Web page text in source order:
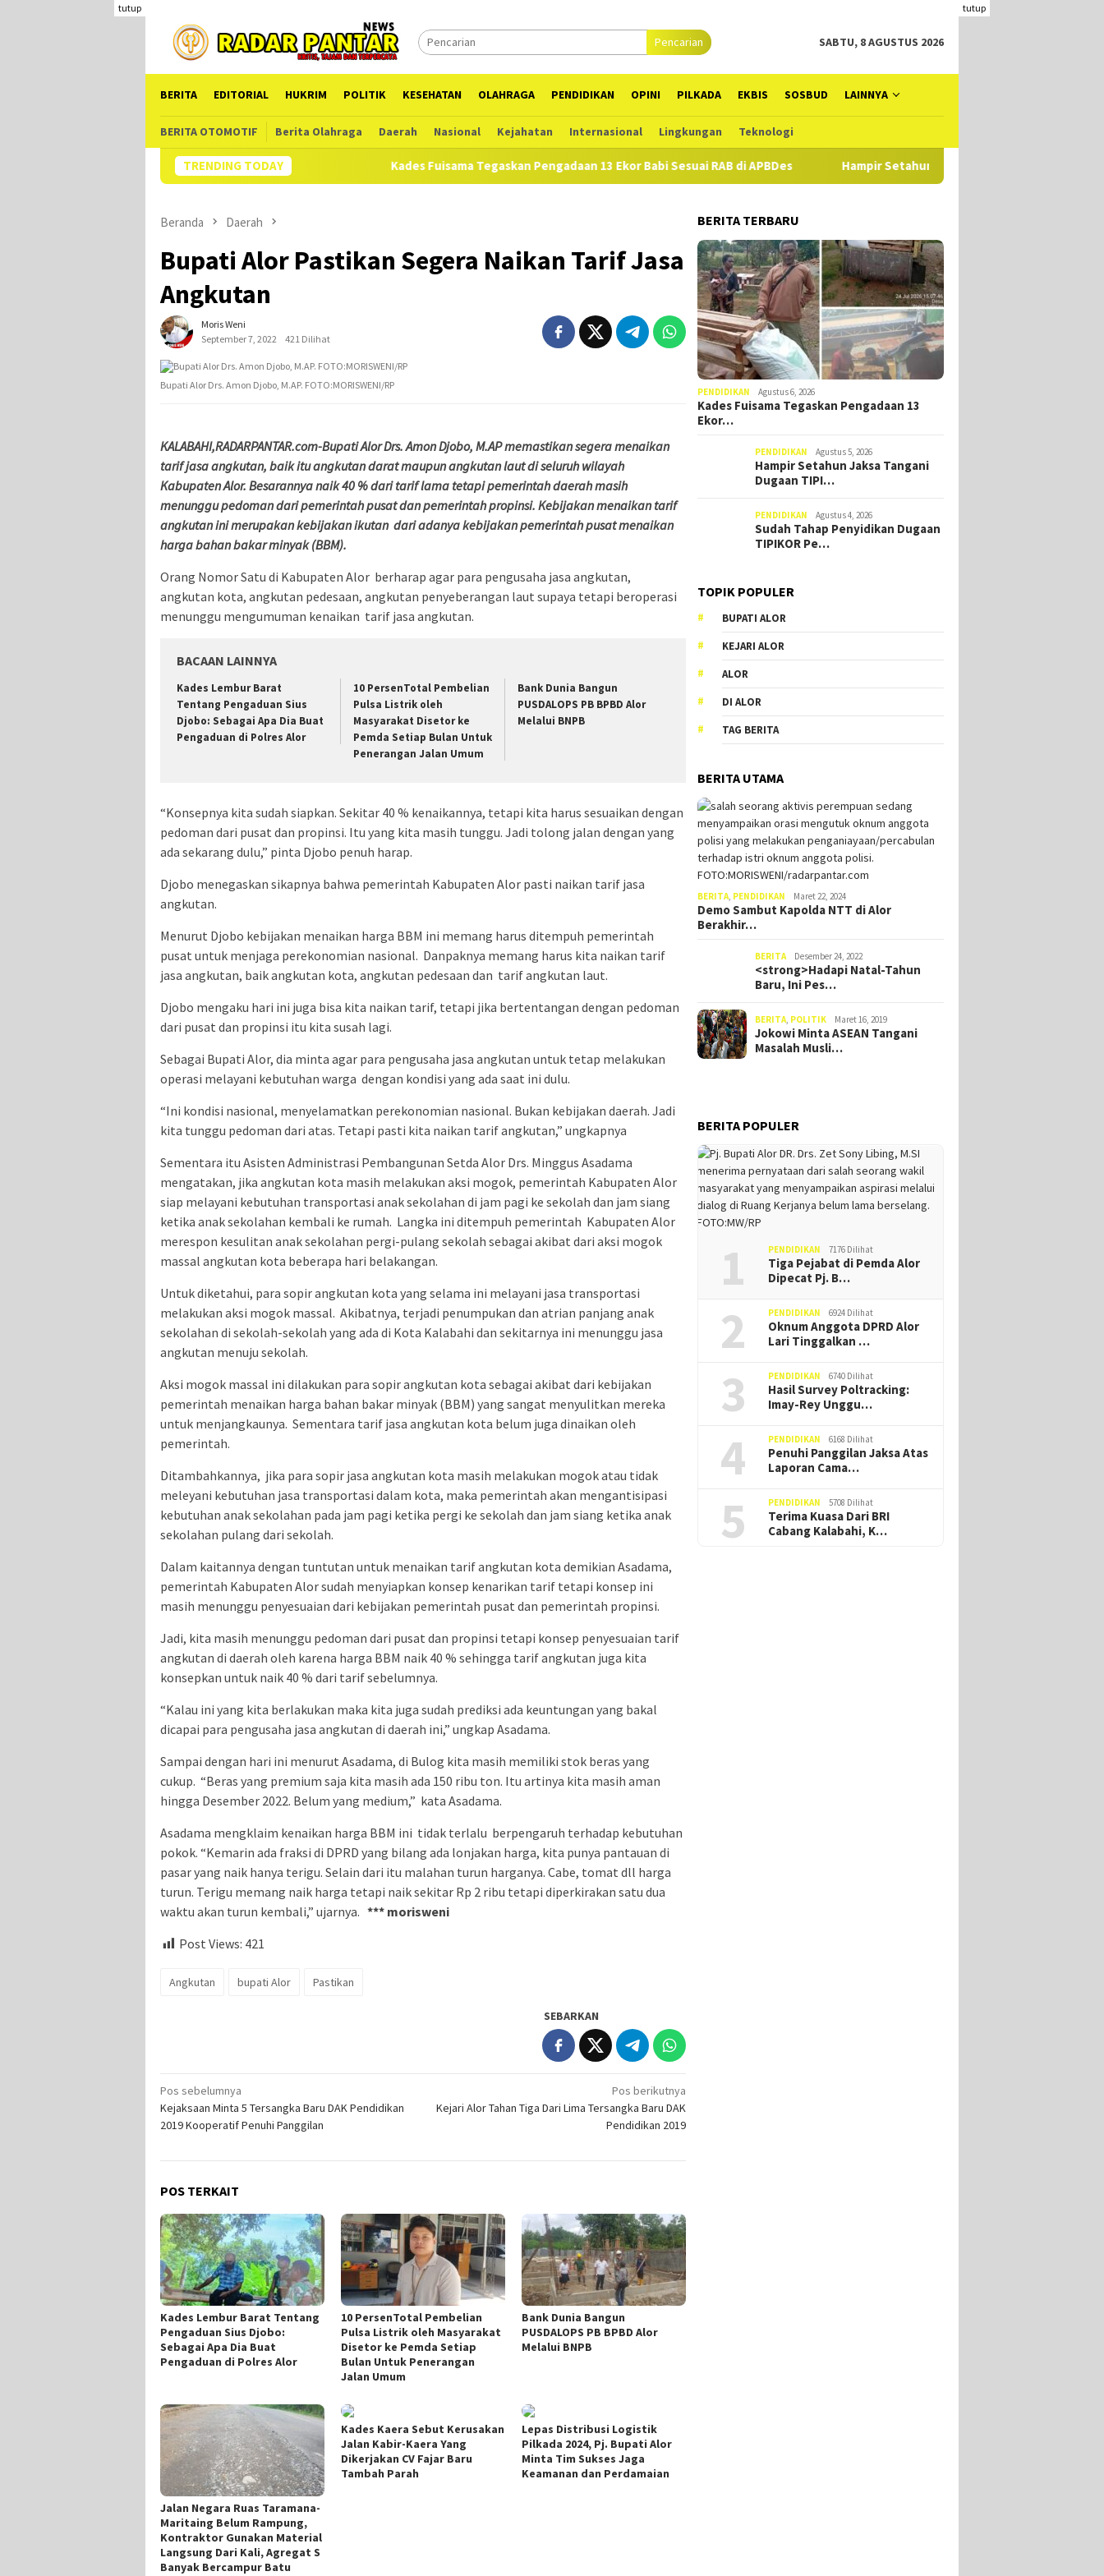
konten
tutup tutup
Pencarian SABTU, 8 AGUSTUS 2026
BERITA EDITORIAL HUKRIM POLITIK KESEHATAN OLAHRAGA PENDIDIKAN OPINI PILKADA EKBIS SOSBUD LAINNYA
BERITA OTOMOTIF Berita Olahraga Daerah Nasional Kejahatan Internasional Lingkungan Teknologi
TRENDING TODAY Kades Fuisama Tegaskan Pengadaan 13 Ekor Babi Sesuai RAB di APBDes Hampir Setahun Jaksa Tangani Dugaan TIPIKOR Dana
Beranda Daerah
Bupati Alor Pastikan Segera Naikan Tarif Jasa
Angkutan
Moris Weni
September 7, 2022
421 Dilihat
Bupati Alor Drs. Amon Djobo, M.AP. FOTO:MORISWENI/RP
KALABAHI,RADARPANTAR.com-Bupati Alor Drs. Amon Djobo, M.AP memastikan segera menaikan
tarif jasa angkutan, baik itu angkutan darat maupun angkutan laut di seluruh wilayah
Kabupaten Alor. Besarannya naik 40 % dari tarif lama tetapi pemerintah daerah masih
menunggu pedoman dari pemerintah pusat dan pemerintah propinsi. Kebijakan menaikan tarif
angkutan ini merupakan kebijakan ikutan dari adanya kebijakan pemerintah pusat menaikan
harga bahan bakar minyak (BBM).
Orang Nomor Satu di Kabupaten Alor berharap agar para pengusaha jasa angkutan,
angkutan kota, angkutan pedesaan, angkutan penyeberangan laut supaya tetapi beroperasi
menunggu mengumuman kenaikan tarif jasa angkutan.
BACAAN LAINNYA
Kades Lembur Barat
Tentang Pengaduan Sius
Djobo: Sebagai Apa Dia Buat
Pengaduan di Polres Alor
10 PersenTotal Pembelian
Pulsa Listrik oleh
Masyarakat Disetor ke
Pemda Setiap Bulan Untuk
Penerangan Jalan Umum
Bank Dunia Bangun
PUSDALOPS PB BPBD Alor
Melalui BNPB
“Konsepnya kita sudah siapkan. Sekitar 40 % kenaikannya, tetapi kita harus sesuaikan dengan
pedoman dari pusat dan propinsi. Itu yang kita masih tunggu. Jadi tolong jalan dengan yang
ada sekarang dulu,” pinta Djobo penuh harap.
Djobo menegaskan sikapnya bahwa pemerintah Kabupaten Alor pasti naikan tarif jasa
angkutan.
Menurut Djobo kebijakan menaikan harga BBM ini memang harus ditempuh pemerintah
pusat untuk menjaga perekonomian nasional. Danpaknya memang harus kita naikan tarif
jasa angkutan, baik angkutan kota, angkutan pedesaan dan tarif angkutan laut.
Djobo mengaku hari ini juga bisa kita naikan tarif, tetapi jika bertentangan dengan pedoman
dari pusat dan propinsi itu kita susah lagi.
Sebagai Bupati Alor, dia minta agar para pengusaha jasa angkutan untuk tetap melakukan
operasi melayani kebutuhan warga dengan kondisi yang ada saat ini dulu.
“Ini kondisi nasional, menyelamatkan perekonomian nasional. Bukan kebijakan daerah. Jadi
kita tunggu pedoman dari atas. Tetapi pasti kita naikan tarif angkutan,” ungkapnya
Sementara itu Asisten Administrasi Pembangunan Setda Alor Drs. Minggus Asadama
mengatakan, jika angkutan kota masih melakukan aksi mogok, pemerintah Kabupaten Alor
siap melayani kebutuhan transportasi anak sekolahan di jam pagi ke sekolah dan jam siang
ketika anak sekolahan kembali ke rumah. Langka ini ditempuh pemerintah Kabupaten Alor
merespon kesulitan anak sekolahan pergi-pulang sekolah sebagai akibat dari aksi mogok
massal angkutan kota beberapa hari belakangan.
Untuk diketahui, para sopir angkutan kota yang selama ini melayani jasa transportasi
melakukan aksi mogok massal. Akibatnya, terjadi penumpukan dan atrian panjang anak
sekolahan di sekolah-sekolah yang ada di Kota Kalabahi dan sekitarnya ini menunggu jasa
angkutan menuju sekolah.
Aksi mogok massal ini dilakukan para sopir angkutan kota sebagai akibat dari kebijakan
pemerintah menaikan harga bahan bakar minyak (BBM) yang sangat menyulitkan mereka
untuk menjangkaunya. Sementara tarif jasa angkutan kota belum juga dinaikan oleh
pemerintah.
Ditambahkannya, jika para sopir jasa angkutan kota masih melakukan mogok atau tidak
meleyani kebutuhan jasa transportasi dalam kota, maka pemerintah akan mengantisipasi
kebutuhan anak sekolahan pada jam pagi ketika pergi ke sekolah dan jam siang ketika anak
sekolahan pulang dari sekolah.
Dalam kaitannya dengan tuntutan untuk menaikan tarif angkutan kota demikian Asadama,
pemerintah Kabupaten Alor sudah menyiapkan konsep kenarikan tarif tetapi konsep ini
masih menunggu penyesuaian dari kebijakan pemerintah pusat dan pemerintah propinsi.
Jadi, kita masih menunggu pedoman dari pusat dan propinsi tetapi konsep penyesuaian tarif
angkutan di daerah oleh karena harga BBM naik 40 % sehingga tarif angkutan juga kita
konsepkan untuk naik 40 % dari tarif sebelumnya.
“Kalau ini yang kita berlakukan maka kita juga sudah prediksi ada keuntungan yang bakal
dicapai para pengusaha jasa angkutan di daerah ini,” ungkap Asadama.
Sampai dengan hari ini menurut Asadama, di Bulog kita masih memiliki stok beras yang
cukup. “Beras yang premium saja kita masih ada 150 ribu ton. Itu artinya kita masih aman
hingga Desember 2022. Belum yang medium,” kata Asadama.
Asadama mengklaim kenaikan harga BBM ini tidak terlalu berpengaruh terhadap kebutuhan
pokok. “Kemarin ada fraksi di DPRD yang bilang ada lonjakan harga, kita punya pantauan di
pasar yang naik hanya terigu. Selain dari itu malahan turun harganya. Cabe, tomat dll harga
turun. Terigu memang naik harga tetapi naik sekitar Rp 2 ribu tetapi diperkirakan satu dua
waktu akan turun kembali,” ujarnya. *** morisweni
Post Views: 421
Angkutan bupati Alor Pastikan
SEBARKAN
Navigasi
pos
Pos sebelumnya
Kejaksaan Minta 5 Tersangka Baru DAK Pendidikan
2019 Kooperatif Penuhi Panggilan
Pos berikutnya
Kejari Alor Tahan Tiga Dari Lima Tersangka Baru DAK
Pendidikan 2019
POS TERKAIT
Kades Lembur Barat Tentang
Pengaduan Sius Djobo:
Sebagai Apa Dia Buat
Pengaduan di Polres Alor
10 PersenTotal Pembelian
Pulsa Listrik oleh Masyarakat
Disetor ke Pemda Setiap
Bulan Untuk Penerangan
Jalan Umum
Bank Dunia Bangun
PUSDALOPS PB BPBD Alor
Melalui BNPB
Jalan Negara Ruas Taramana-
Maritaing Belum Rampung,
Kontraktor Gunakan Material
Langsung Dari Kali, Agregat S
Banyak Bercampur Batu
Kades Kaera Sebut Kerusakan
Jalan Kabir-Kaera Yang
Dikerjakan CV Fajar Baru
Tambah Parah
Lepas Distribusi Logistik
Pilkada 2024, Pj. Bupati Alor
Minta Tim Sukses Jaga
Keamanan dan Perdamaian
BERITA TERBARU
PENDIDIKAN Agustus 6, 2026
Kades Fuisama Tegaskan Pengadaan 13
Ekor…
PENDIDIKAN Agustus 5, 2026
Hampir Setahun Jaksa Tangani
Dugaan TIPI…
PENDIDIKAN Agustus 4, 2026
Sudah Tahap Penyidikan Dugaan
TIPIKOR Pe…
TOPIK POPULER
BUPATI ALOR
KEJARI ALOR
ALOR
DI ALOR
TAG BERITA
BERITA UTAMA
BERITA PENDIDIKAN Maret 22, 2024
Demo Sambut Kapolda NTT di Alor
Berakhir…
BERITA Desember 24, 2022
<strong>Hadapi Natal-Tahun
Baru, Ini Pes…
BERITA POLITIK Maret 16, 2019
Jokowi Minta ASEAN Tangani
Masalah Musli…
BERITA POPULER
1 PENDIDIKAN 7176 Dilihat
Tiga Pejabat di Pemda Alor
Dipecat Pj. B…
2 PENDIDIKAN 6924 Dilihat
Oknum Anggota DPRD Alor
Lari Tinggalkan …
3 PENDIDIKAN 6740 Dilihat
Hasil Survey Poltracking:
Imay-Rey Unggu…
4 PENDIDIKAN 6168 Dilihat
Penuhi Panggilan Jaksa Atas
Laporan Cama…
5 PENDIDIKAN 5708 Dilihat
Terima Kuasa Dari BRI
Cabang Kalabahi, K…